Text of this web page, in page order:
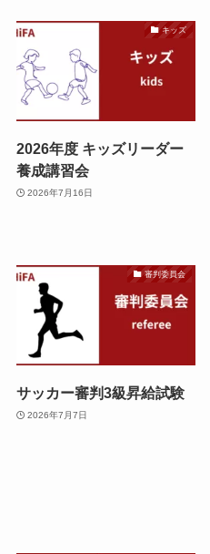
キッズ
2026年度 キッズリーダー
養成講習会
2026年7月16日
審判委員会
サッカー審判3級昇給試験
2026年7月7日